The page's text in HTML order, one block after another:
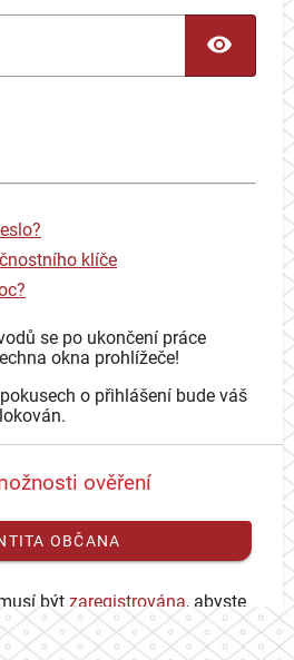
klíče
se po ukončení práce
okna prohlížeče!
o přihlášení bude váš
ověření
OBČANA
být zaregistrována, abyste
CAS účtu.